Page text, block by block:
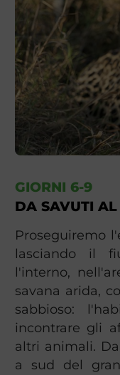
GIORNI 6-9
DA SAVUTI
Proseguiremo
lasciando il
l'interno,
savana arida,
sabbioso:
incontrare gli
altri animali.
a sud del